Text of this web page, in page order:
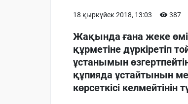
18 қыркүйек 2018, 13:03 387
Жақында ғана жеке
құрметіне дүркіретіп
ұстанымын
құпияда ұстайтынын
көрсеткісі келмейтінін